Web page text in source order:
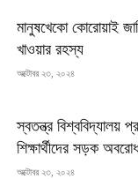
মানুষখেকো কোরোয়াই
খাওয়ার রহস্য
অক্টোবর ২৩, ২০২৪
স্বতন্ত্র বিশ্ববিদ্যালয়
শিক্ষার্থীদের সড়ক
অক্টোবর ২৩, ২০২৪